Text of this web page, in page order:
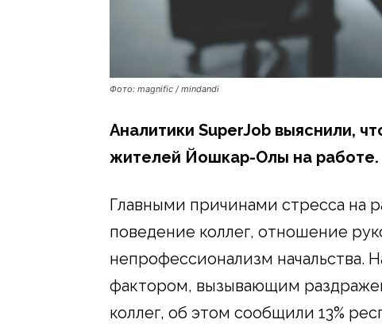
Фото: magnific / mindandi
Аналитики SuperJob выяснили,
жителей Йошкар-Олы на работе.
Главными причинами стресса на
поведение коллег, отношение
непрофессионализм начальства.
фактором, вызывающим
коллег, об этом сообщили 13%